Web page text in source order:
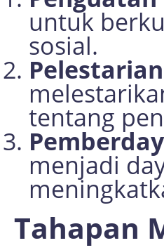
untuk
sosial.
tentang
menjadi
Tahapan